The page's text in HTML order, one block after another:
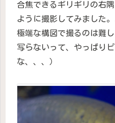
合焦できるギリギリの右
ように撮影してみました
極端な構図で撮るのは難
写らないって、やっぱり
な、、、）